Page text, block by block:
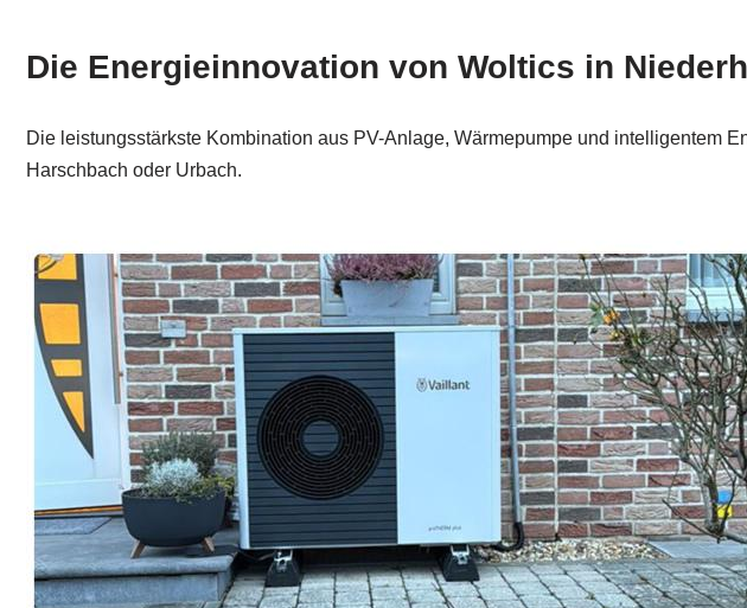
Die Energieinnovation von Woltics in
Die leistungsstärkste Kombination aus PV-Anlage, Wärmepumpe und intelligentem
Harschbach oder Urbach.